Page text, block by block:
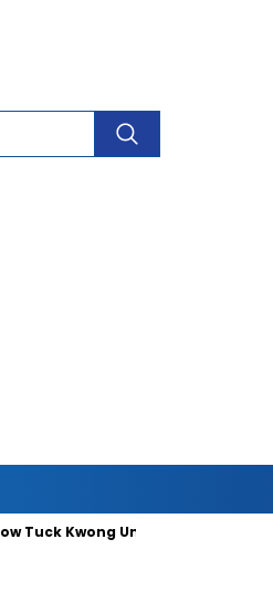
Kwong Ungguli Hartono